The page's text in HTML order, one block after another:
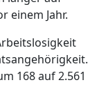
einem Jahr.
168 auf 2.561